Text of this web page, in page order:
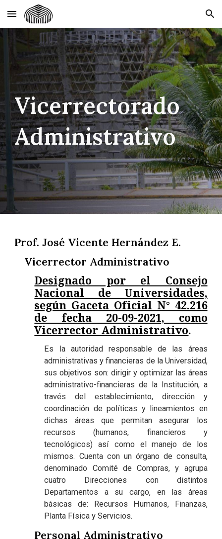
Skip to main content Skip to navigation
Vicerrectorado
Administrativo
Prof. José Vicente Hernández E.
Vicerrector Administrativo
Designado por el Consejo
Nacional de Universidades,
según Gaceta Oficial N° 42.216
de fecha 20-09-2021, como
Vicerrector Administrativo.
Es la autoridad responsable de las áreas
administrativas y financieras de la Universidad,
sus objetivos son: dirigir y optimizar las áreas
administrativo-financieras de la Institución, a
través del establecimiento, dirección y
coordinación de políticas y lineamientos en
dichas áreas que permitan asegurar los
recursos (humanos, financieros y
tecnológicos) así como el manejo de los
mismos. Cuenta con un órgano de consulta,
denominado Comité de Compras, y agrupa
cuatro Direcciones con distintos
Departamentos a su cargo, en las áreas
básicas de: Recursos Humanos, Finanzas,
Planta Física y Servicios.
Personal Administrativo